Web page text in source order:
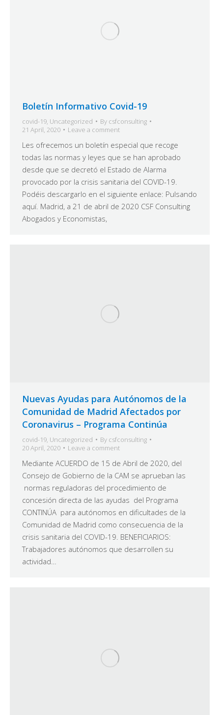
Boletín Informativo Covid-19
covid-19, Uncategorized By csfconsulting
21 April, 2020
Leave a comment
Les ofrecemos un boletín especial que recoge
todas las normas y leyes que se han aprobado
desde que se decretó el Estado de Alarma
provocado por la crisis sanitaria del COVID-19.
Podéis descargarlo en el siguiente enlace: Pulsando
aquí. Madrid, a 21 de abril de 2020 CSF Consulting
Abogados y Economistas,
Nuevas Ayudas para Autónomos de la
Comunidad de Madrid Afectados por
Coronavirus – Programa Continúa
covid-19 Uncategorized By csfconsulting
20 April, 2020
Leave a comment
Mediante ACUERDO de 15 de Abril de 2020, del
Consejo de Gobierno de la CAM se aprueban las
normas reguladoras del procedimiento de
concesión directa de las ayudas del Programa
CONTINÚA para autónomos en dificultades de la
Comunidad de Madrid como consecuencia de la
crisis sanitaria del COVID-19. BENEFICIARIOS:
Trabajadores autónomos que desarrollen su
actividad…